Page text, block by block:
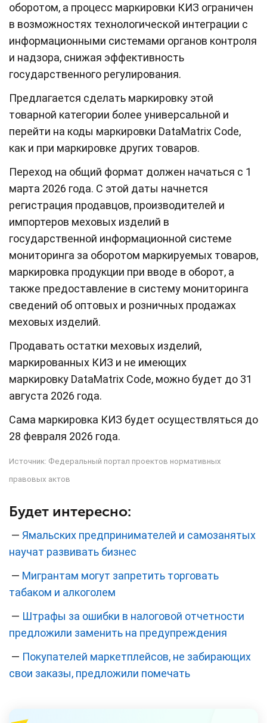
оборотом, а процесс маркировки КИЗ ограничен
в возможностях технологической интеграции с
информационными системами органов контроля
и надзора, снижая эффективность
государственного регулирования.
Предлагается сделать маркировку этой
товарной категории более универсальной и
перейти на коды маркировки DataMatrix Code,
как и при маркировке других товаров.
Переход на общий формат должен начаться с 1
марта 2026 года. С этой даты начнется
регистрация продавцов, производителей и
импортеров меховых изделий в
государственной информационной системе
мониторинга за оборотом маркируемых товаров,
маркировка продукции при вводе в оборот, а
также предоставление в систему мониторинга
сведений об оптовых и розничных продажах
меховых изделий.
Продавать остатки меховых изделий,
маркированных КИЗ и не имеющих
маркировку DataMatrix Code, можно будет до 31
августа 2026 года.
Сама маркировка КИЗ будет осуществляться до
28 февраля 2026 года.
Источник: Федеральный портал проектов нормативных
правовых актов
Будет интересно:
— Ямальских предпринимателей и самозанятых
научат развивать бизнес
— Мигрантам могут запретить торговать
табаком и алкоголем
— Штрафы за ошибки в налоговой отчетности
предложили заменить на предупреждения
— Покупателей маркетплейсов, не забирающих
свои заказы, предложили помечать